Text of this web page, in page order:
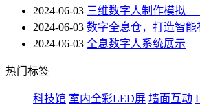
2024-06-03 三维数字人制作模拟
2024-06-03 数字全息仓，打造智能
2024-06-03 全息数字人系统展示
热门标签
科技馆 室内全彩LED屏 墙面互动